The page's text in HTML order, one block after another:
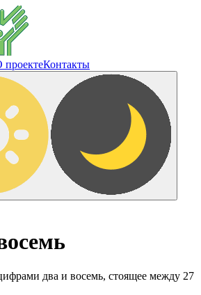
проектеКонтакты
два и восемь, стоящее между 27